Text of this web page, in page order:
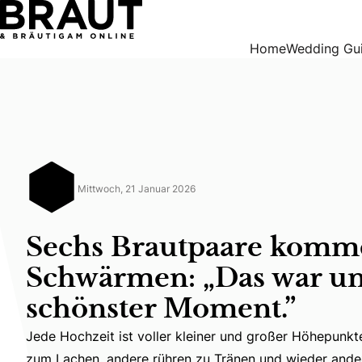
Sechs Brautpaare kommen ins Schwärmen: „Das war
HomeWedding
Mittwoch, 21 Januar 2026
Sechs Brautpaare
Schwärmen: „Das war
schönster Moment.”
Jede Hochzeit ist voller kleiner und großer
Jede Hochzeit ist voller kleiner und großer